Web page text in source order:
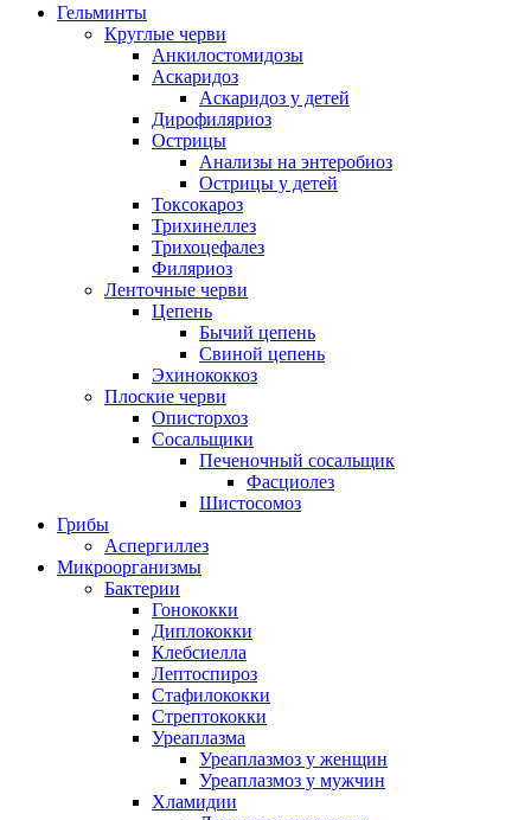
Гельминты
Круглые черви
Анкилостомидозы
Аскаридоз
Аскаридоз у детей
Дирофиляриоз
Острицы
Анализы на энтеробиоз
Острицы у детей
Токсокароз
Трихинеллез
Трихоцефалез
Филяриоз
Ленточные черви
Цепень
Бычий цепень
Свиной цепень
Эхинококкоз
Плоские черви
Описторхоз
Сосальщики
Печеночный сосальщик
Фасциолез
Шистосомоз
Грибы
Аспергиллез
Микроорганизмы
Бактерии
Гонококки
Диплококки
Клебсиелла
Лептоспироз
Стафилококки
Стрептококки
Уреаплазма
Уреаплазмоз у женщин
Уреаплазмоз у мужчин
Хламидии